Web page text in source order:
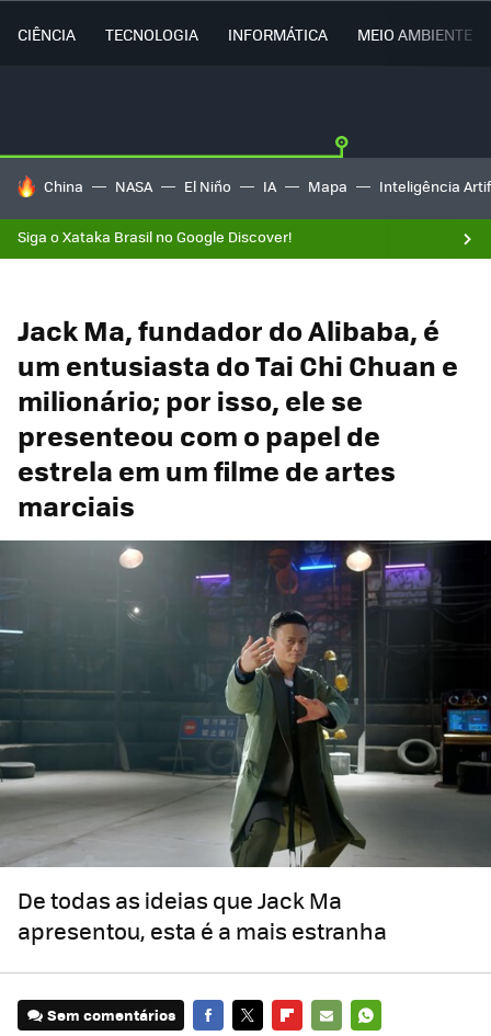
CIÊNCIA TECNOLOGIA INFORMÁTICA MEIO AMBIENTE
TENDÊNCIAS DO DIA
China NASA El Niño IA Mapa Inteligência
Siga o Xataka Brasil no Google Discover!
Jack Ma, fundador do Alibaba, é
um entusiasta do Tai Chi Chuan e
milionário; por isso, ele se
presenteou com o papel de
estrela em um filme de artes
marciais
De todas as ideias que Jack Ma
apresentou, esta é a mais estranha
Sem comentários